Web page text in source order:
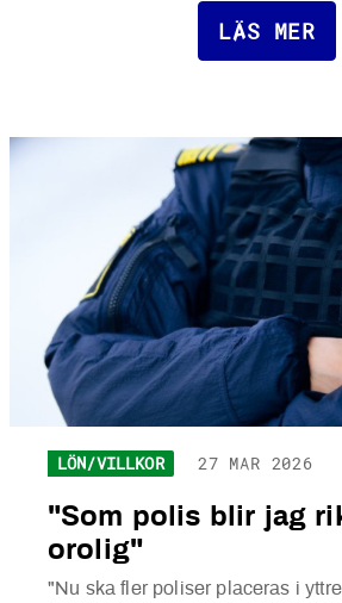
LÄS MER
LÖN/VILLKOR 27 MAR 2026
"Som polis blir jag
orolig"
"Nu ska fler poliser placeras i